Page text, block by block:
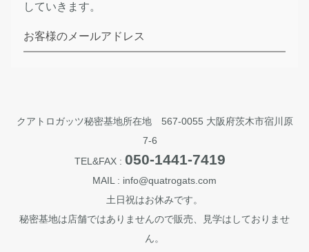
していきます。
お客様のメールアドレス
クアトロガッツ秘密基地所在地 567-0055 大阪府茨木市宿川原
7-6
TEL&FAX : 050-1441-7419
MAIL : info@quatrogats.com
土日祝はお休みです。
秘密基地は店舗ではありませんので販売、見学はしておりませ
ん。